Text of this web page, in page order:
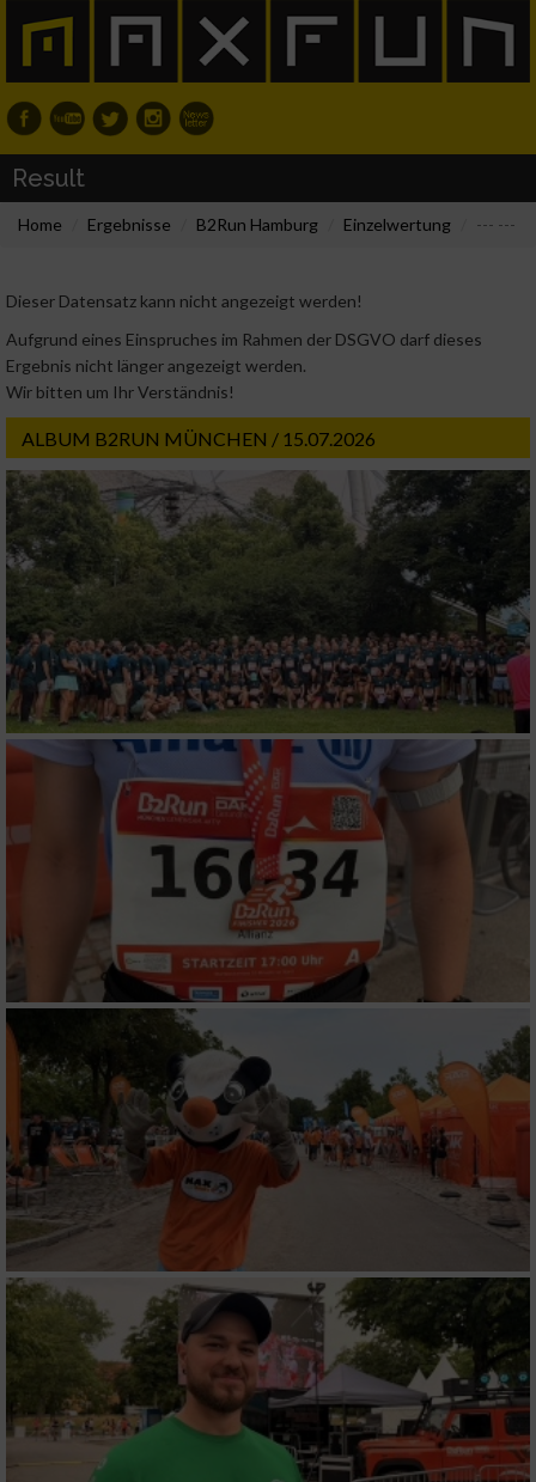
Result
Home Ergebnisse B2Run Hamburg Einzelwertung --- ---
Dieser Datensatz kann nicht angezeigt werden!
Aufgrund eines Einspruches im Rahmen der DSGVO darf dieses
Ergebnis nicht länger angezeigt werden.
Wir bitten um Ihr Verständnis!
ALBUM B2RUN MÜNCHEN / 15.07.2026